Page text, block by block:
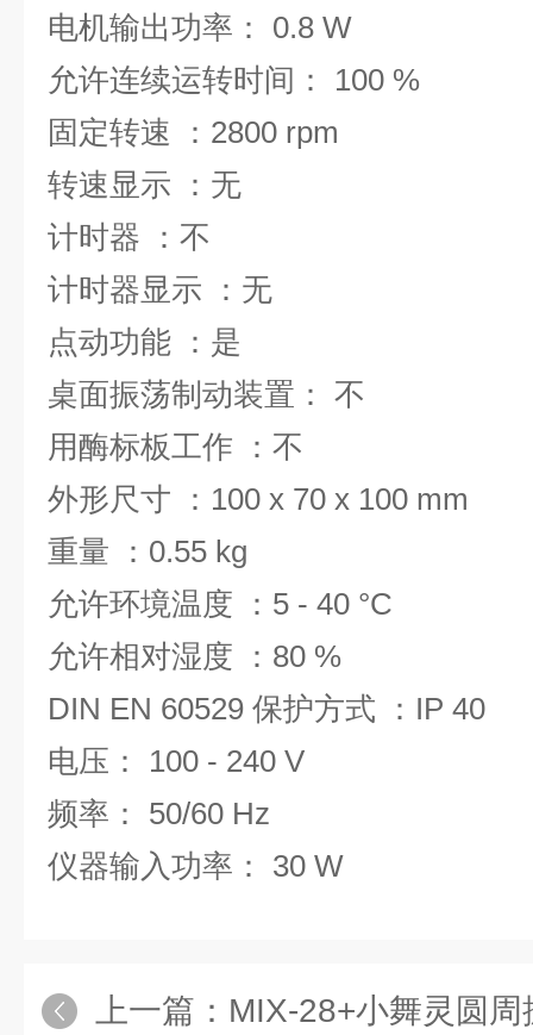
电机输出功率： 0.8 W
允许连续运转时间： 100 %
固定转速 ：2800 rpm
转速显示 ：无
计时器 ：不
计时器显示 ：无
点动功能 ：是
桌面振荡制动装置： 不
用酶标板工作 ：不
外形尺寸 ：100 x 70 x 100 mm
重量 ：0.55 kg
允许环境温度 ：5 - 40 °C
允许相对湿度 ：80 %
DIN EN 60529 保护方式 ：IP 40
电压： 100 - 240 V
频率： 50/60 Hz
仪器输入功率： 30 W
上一篇： MIX-28+小舞灵圆